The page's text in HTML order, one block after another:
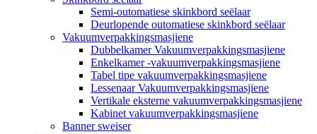
Semi-outomatiese skinkbord seëlaar
Deurlopende outomatiese skinkbord seëlaar
Vakuumverpakkingsmasjiene
Dubbelkamer Vakuumverpakkingsmasjiene
Enkelkamer -vakuumverpakkingsmasjiene
Tabel tipe vakuumverpakkingsmasjiene
Lessenaar Vakuumverpakkingsmasjiene
Vertikale eksterne vakuumverpakkingsmasjiene
Kabinet vakuumverpakkingsmasjiene
Banner sweiser